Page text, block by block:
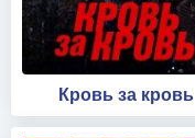
Кровь за кровь